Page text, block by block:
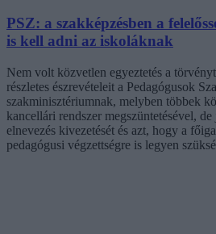
PSZ: a szakképzésben a
is kell adni az iskoláknak
Nem volt közvetlen egyeztetés a
részletes észrevételeit a Pedagógusok
szakminisztériumnak, melyben többek
kancellári rendszer megszüntetésével,
elnevezés kivezetését és azt, hogy a
pedagógusi végzettségre is legyen